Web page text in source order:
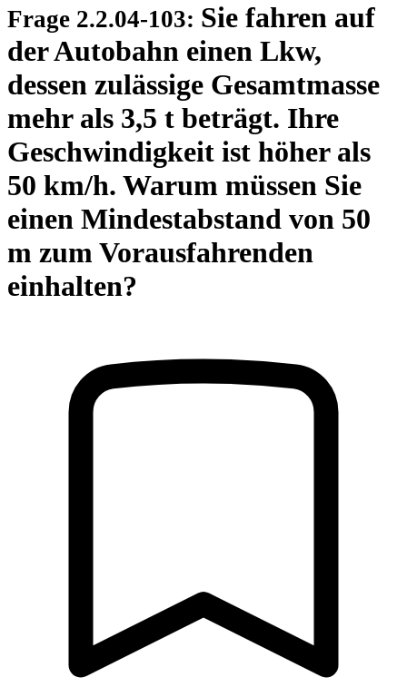
Frage 2.2.04-103: Sie fahren auf
der Autobahn einen Lkw,
dessen zulässige Gesamtmasse
mehr als 3,5 t beträgt. Ihre
Geschwindigkeit ist höher als
50 km/h. Warum müssen Sie
einen Mindestabstand von 50
m zum Vorausfahrenden
einhalten?